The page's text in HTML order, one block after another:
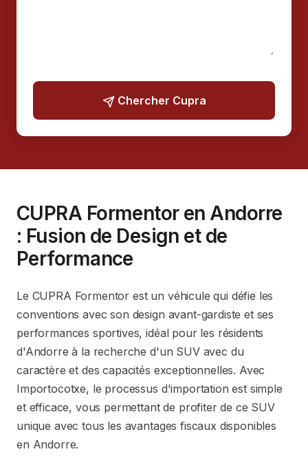
Chercher Cupra
CUPRA Formentor en Andorre
: Fusion de Design et de
Performance
Le CUPRA Formentor est un véhicule qui défie les
conventions avec son design avant-gardiste et ses
performances sportives, idéal pour les résidents
d'Andorre à la recherche d'un SUV avec du
caractère et des capacités exceptionnelles. Avec
Importocotxe, le processus d'importation est simple
et efficace, vous permettant de profiter de ce SUV
unique avec tous les avantages fiscaux disponibles
en Andorre.